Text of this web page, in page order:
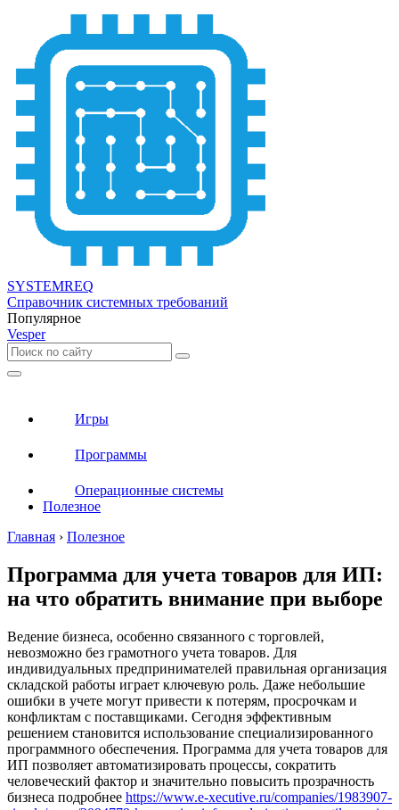
SYSTEMREQ
Справочник системных требований
Популярное
Vesper
Игры
Программы
Операционные системы
Полезное
Главная › Полезное
Программа для учета товаров для ИП:
на что обратить внимание при выборе
Ведение бизнеса, особенно связанного с торговлей,
невозможно без грамотного учета товаров. Для
индивидуальных предпринимателей правильная организация
складской работы играет ключевую роль. Даже небольшие
ошибки в учете могут привести к потерям, просрочкам и
конфликтам с поставщиками. Сегодня эффективным
решением становится использование специализированного
программного обеспечения. Программа для учета товаров для
ИП позволяет автоматизировать процессы, сократить
человеческий фактор и значительно повысить прозрачность
бизнеса подробнее https://www.e-xecutive.ru/companies/1983907-